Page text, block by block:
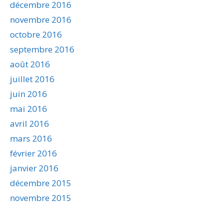
décembre 2016
novembre 2016
octobre 2016
septembre 2016
août 2016
juillet 2016
juin 2016
mai 2016
avril 2016
mars 2016
février 2016
janvier 2016
décembre 2015
novembre 2015